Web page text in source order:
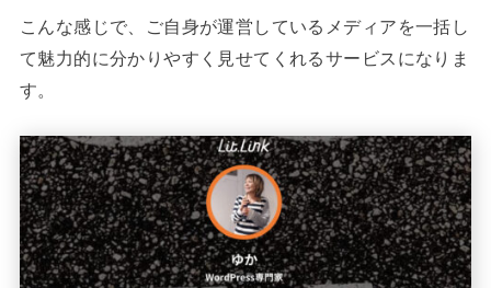
こんな感じで、ご自身が運営しているメディアを一括し
て魅力的に分かりやすく見せてくれるサービスになりま
す。